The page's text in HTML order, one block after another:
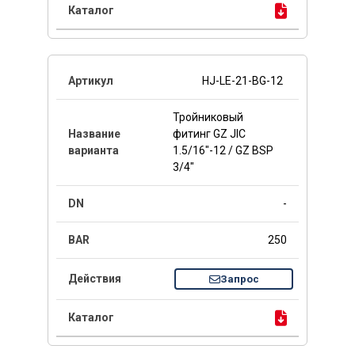
HJ-LE-21-BG-12
Тройниковый
фитинг GZ JIC
1.5/16"-12 / GZ BSP
3/4"
-
250
Запрос